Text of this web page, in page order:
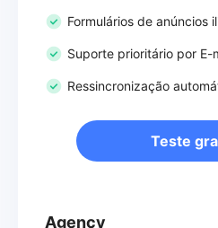
Formulários de anúncios
Suporte prioritário por
Ressincronização
Teste
Agency